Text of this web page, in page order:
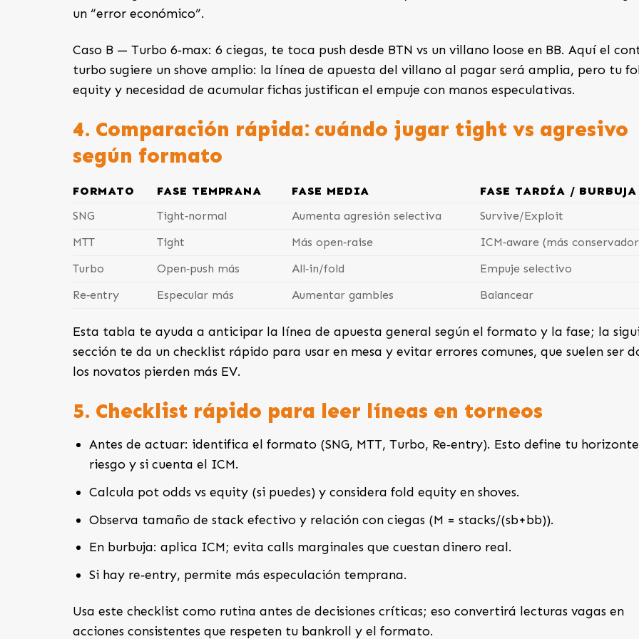
un “error económico”.
Caso B — Turbo 6‑max: 6 ciegas, te toca push desde BTN vs un villano loose en BB. Aquí el
turbo sugiere un shove amplio: la línea de apuesta del villano al pagar será amplia, pero tu
equity y necesidad de acumular fichas justifican el empuje con manos especulativas.
4. Comparación rápida: cuándo jugar tight vs agresivo
según formato
FORMATO FASE TEMPRANA FASE MEDIA
FASE TARDÍA / BURBUJA
SNG
Tight‑normal Aumenta agresión selectiva
Survive/Exploit
MTT
Tight Más open‑raise
ICM‑aware (más
Turbo
Open‑push más All‑in/fold
Empuje selectivo
Re‑entry
Especular más Aumentar gambles Balancear
Esta tabla te ayuda a anticipar la línea de apuesta general según el formato y la fase; la
sección te da un checklist rápido para usar en mesa y evitar errores comunes, que suelen ser
los novatos pierden más EV.
5. Checklist rápido para leer líneas en torneos
Antes de actuar: identifica el formato (SNG, MTT, Turbo, Re‑entry). Esto define tu
riesgo y si cuenta el ICM.
Calcula pot odds vs equity (si puedes) y considera fold equity en shoves.
Observa tamaño de stack efectivo y relación con ciegas (M = stacks/(sb+bb)).
En burbuja: aplica ICM; evita calls marginales que cuestan dinero real.
Si hay re‑entry, permite más especulación temprana.
Usa este checklist como rutina antes de decisiones críticas; eso convertirá lecturas vagas en
acciones consistentes que respeten tu bankroll y el formato.